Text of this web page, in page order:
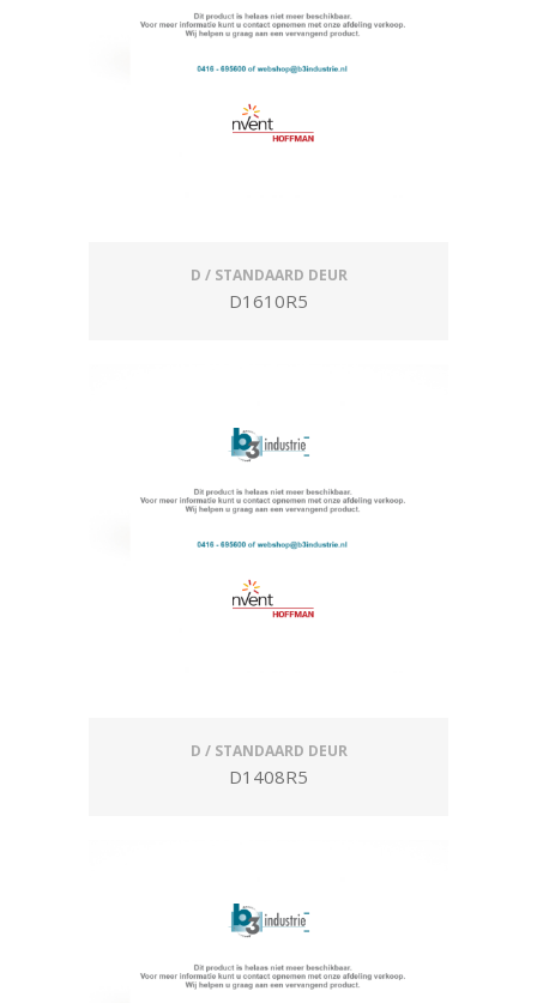
D / STANDAARD DEUR
D1610R5
D / STANDAARD DEUR
D1408R5